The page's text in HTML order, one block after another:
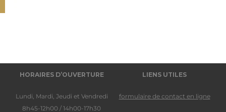
HORAIRES D’OUVERTURE
Lundi, Mardi, Jeudi et Vendredi
8h45-12h00 / 14h00-17h30
LIENS UTILES
formulaire de contact en ligne